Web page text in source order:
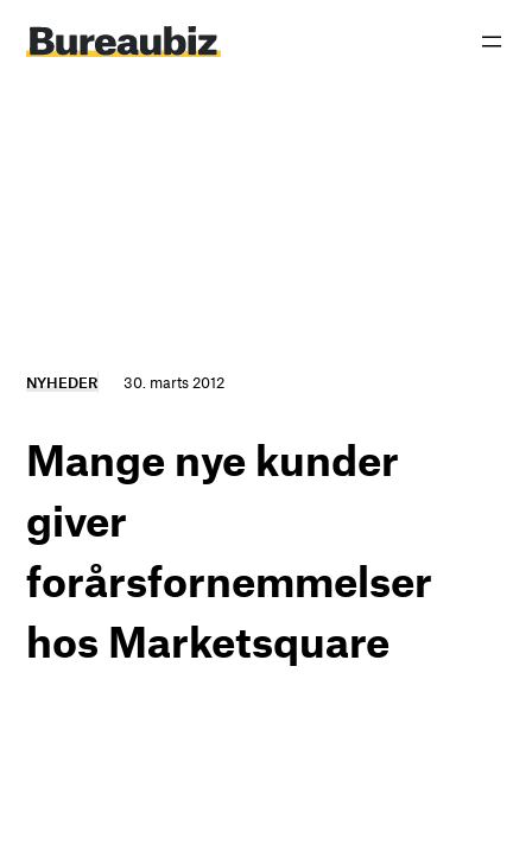
indhold
NYHEDER 30. marts 2012
Mange nye kunder
giver
forårsfornemmelser
hos Marketsquare